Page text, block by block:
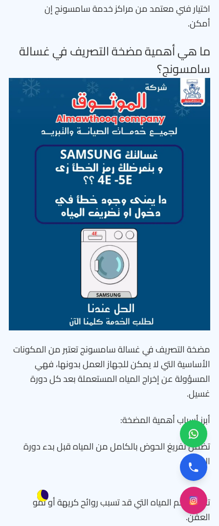
اختيار فني معتمد من مراكز خدمة سامسونج إن
أمكن.
ما هي أهمية مضخة التصريف في غسالة
سامسونج؟
مضخة التصريف في غسالة سامسونج تعتبر من المكونات
الأساسية التي لا يمكن للجهاز العمل بدونها، فهي
المسؤولة عن إخراج المياه المستعملة بعد كل دورة
غسيل.
أبرز أسباب أهمية المضخة:
تضمن تفريغ الحوض بالكامل من المياه قبل بدء دورة
العصر.
تمنع تراكم المياه التي قد تسبب روائح كريهة أو نمو
العفن.